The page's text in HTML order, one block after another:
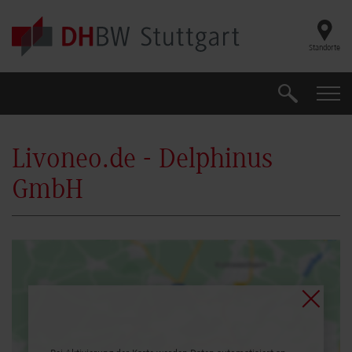
Skip to main content
Standorte
Suche
Livoneo.de - Delphinus
GmbH